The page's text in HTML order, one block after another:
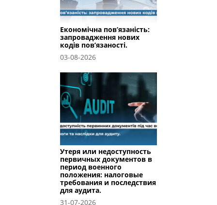
Економічна пов’язаність:
запровадження нових
кодів пов’язаності.
03-08-2026
Утеря или недоступность
первичных документов в
период военного
положения: налоговые
требования и последствия
для аудита.
31-07-2026